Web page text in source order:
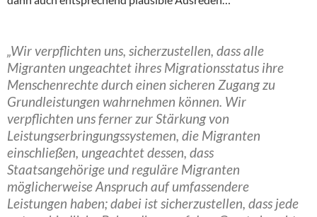
„Wir verpflichten uns, sicherzustellen, dass alle
Migranten ungeachtet ihres Migrationsstatus ihre
Menschenrechte durch einen sicheren Zugang zu
Grundleistungen wahrnehmen können. Wir
verpflichten uns ferner zur Stärkung von
Leistungserbringungssystemen, die Migranten
einschließen, ungeachtet dessen, dass
Staatsangehörige und reguläre Migranten
möglicherweise Anspruch auf umfassendere
Leistungen haben; dabei ist sicherzustellen, dass jede